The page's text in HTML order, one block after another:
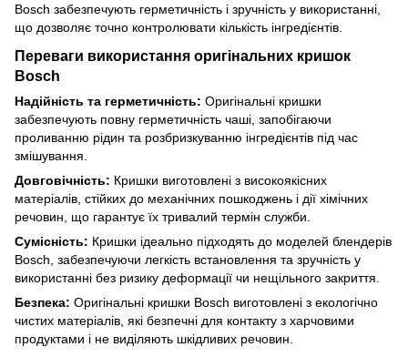
Bosch забезпечують герметичність і зручність у використанні,
що дозволяє точно контролювати кількість інгредієнтів.
Переваги використання оригінальних кришок
Bosch
Надійність та герметичність: Оригінальні кришки
забезпечують повну герметичність чаші, запобігаючи
проливанню рідин та розбризкуванню інгредієнтів під час
змішування.
Довговічність: Кришки виготовлені з високоякісних
матеріалів, стійких до механічних пошкоджень і дії хімічних
речовин, що гарантує їх тривалий термін служби.
Сумісність: Кришки ідеально підходять до моделей блендерів
Bosch, забезпечуючи легкість встановлення та зручність у
використанні без ризику деформації чи нещільного закриття.
Безпека: Оригінальні кришки Bosch виготовлені з екологічно
чистих матеріалів, які безпечні для контакту з харчовими
продуктами і не виділяють шкідливих речовин.